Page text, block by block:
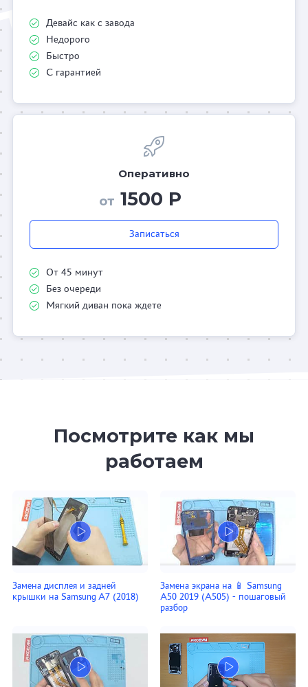
Девайс как с завода
Недорого
Быстро
С гарантией
Оперативно
от 1500 Р
Записаться
От 45 минут
Без очереди
Мягкий диван пока ждете
Посмотрите как мы
работаем
Замена дисплея и задней
крышки на Samsung A7 (2018)
Замена экрана на 📱 Samsung
A50 2019 (A505) - пошаговый
разбор